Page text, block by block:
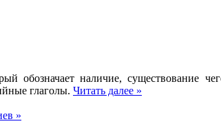
обозначает наличие,
глаголы. Читать далее »
»